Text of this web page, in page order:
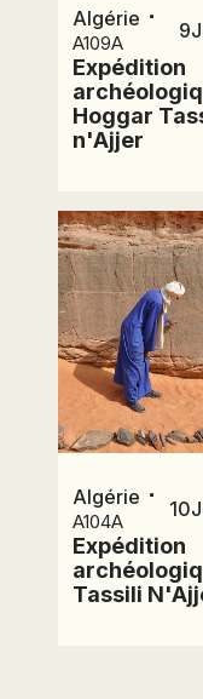
Algérie ⋅
A109A
9
Expédition
Hoggar
n'Ajjer
Algérie ⋅
A104A
10
Expédition
Tassili